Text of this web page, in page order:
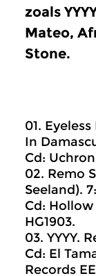
zoals
Mateo,
Stone.
01.
In
Cd:
02. Remo
Seeland).
Cd:
HG1903.
03. YYYY.
Cd: El
Records